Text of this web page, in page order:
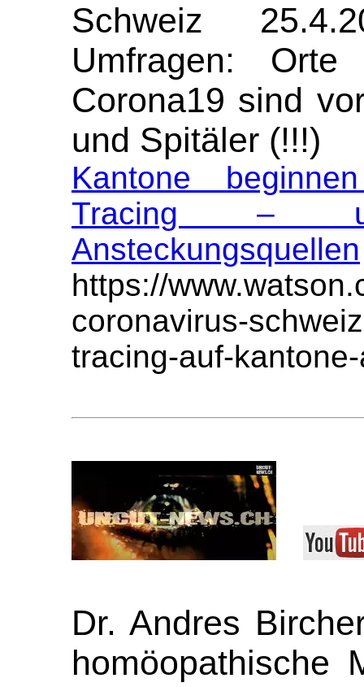
Schweiz
Umfragen:
Corona19 sind
und Spitäler (!!!)
Kantone
Tracing –
Ansteckungsquellen
https://
coronavirus-
tracing-auf-
Dr. Andres
homöopathische